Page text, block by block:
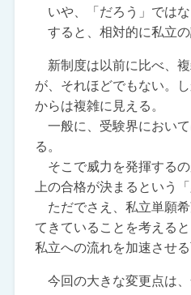
いや、「だろう」ではな
すると、相対的に私立の
新制度は以前に比べ、
が、それほどでもない。
からは複雑に見える。
一般に、受験界におい
る。
そこで威力を発揮する
上の合格が決まるという
ただでさえ、私立単願希
てきていることを考える
私立への流れを加速させる
今回の大きな変更点は